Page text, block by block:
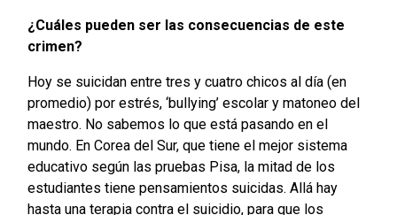
¿Cuáles pueden ser las consecuencias de este
crimen?
Hoy se suicidan entre tres y cuatro chicos al día (en
promedio) por estrés, ‘bullying’ escolar y matoneo del
maestro. No sabemos lo que está pasando en el
mundo. En Corea del Sur, que tiene el mejor sistema
educativo según las pruebas Pisa, la mitad de los
estudiantes tiene pensamientos suicidas. Allá hay
hasta una terapia contra el suicidio, para que los